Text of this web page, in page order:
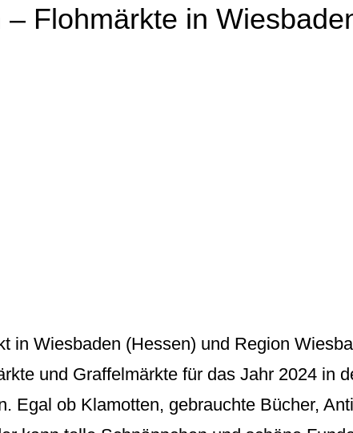
Flohmärkte in
in Wiesbaden (Hessen) und Region
und Graffelmärkte für das Jahr 2024 in
Egal ob Klamotten, gebrauchte Bücher,